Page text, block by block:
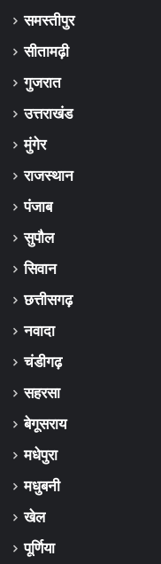
समस्तीपुर
सीतामढ़ी
गुजरात
उत्तराखंड
मुंगेर
राजस्थान
पंजाब
सुपौल
सिवान
छत्तीसगढ़
नवादा
चंडीगढ़
सहरसा
बेगूसराय
मधेपुरा
मधुबनी
खेल
पूर्णिया